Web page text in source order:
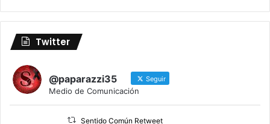
Twitter
@paparazzi35 Seguir
Medio de Comunicación
Sentido Común Retweet